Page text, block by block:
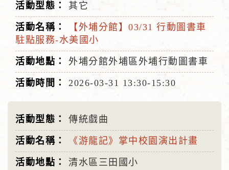
其它
【外埔分館】03/31 行動圖書車
駐點服務-水美國小
外埔分館外埔區外埔行動圖書車
2026-03-31 13:30-15:30
傳統戲曲
《游龍記》掌中校園演出計畫
清水區三田國小